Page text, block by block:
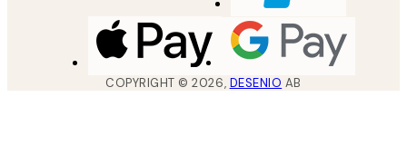
COPYRIGHT ©2026, DESENIO AB